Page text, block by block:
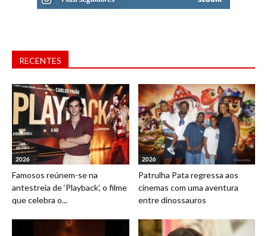
RECENTES
2026
Famosos reúnem-se na
antestreia de ‘Playback’, o filme
que celebra o...
2026
Patrulha Pata regressa aos
cinemas com uma aventura
entre dinossauros